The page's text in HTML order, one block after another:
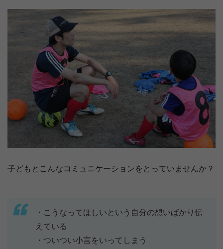
子どもとこんなコミュニケーションをとっていませんか？
・こうなってほしいという自分の想いばかり伝
えている
・ついつい小言をいってしまう